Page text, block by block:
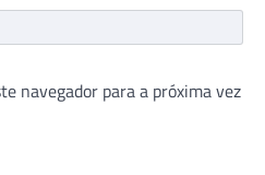
navegador para a próxima vez